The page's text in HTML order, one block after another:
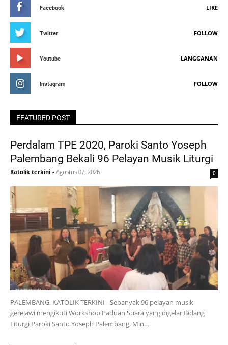
Facebook LIKE
Twitter FOLLOW
Youtube LANGGANAN
Instagram FOLLOW
FEATURED POST
Perdalam TPE 2020, Paroki Santo Yoseph
Palembang Bekali 96 Pelayan Musik Liturgi
Katolik terkini - Agustus 07, 2026 0
PALEMBANG, KATOLIK TERKINI - Sebanyak 96 pelayan musik
gerejawi mengikuti Workshop Paduan Suara yang digelar Bidang
Liturgi Paroki Santo Yoseph Palembang, Min…